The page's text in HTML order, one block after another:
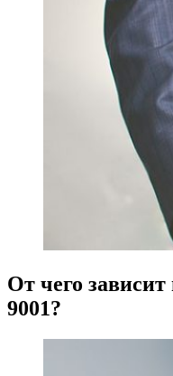
От чего
9001?